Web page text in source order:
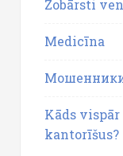
Zobārsti
Medicīna
Kāds
kantorīšus?